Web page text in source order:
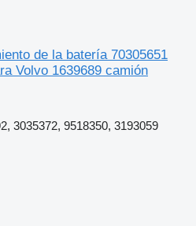
de la batería 70305651
Volvo 1639689 camión
3035372, 9518350, 3193059